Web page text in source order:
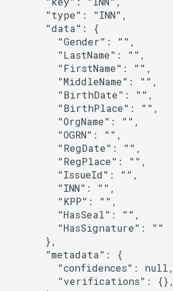
      "type": "INN",
      "data": {
        "Gender": "",
        "LastName": "",
        "FirstName": "",
        "MiddleName": "",
        "BirthDate": "",
        "BirthPlace": "",
        "OrgName": "",
        "OGRN": "",
        "RegDate": "",
        "RegPlace": "",
        "IssueId": "",
        "INN": "",
        "KPP": "",
        "HasSeal": "",
        "HasSignature": ""
      },
      "metadata": {
        "confidences": null,
        "verifications": {},